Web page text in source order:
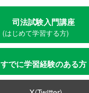
司法試験入門講座
(はじめて学習する方)
すでに学習経験のある方